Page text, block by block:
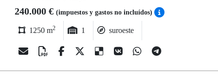
240.000 € (impuestos y gastos no incluídos)
1250 m2 1 suroeste